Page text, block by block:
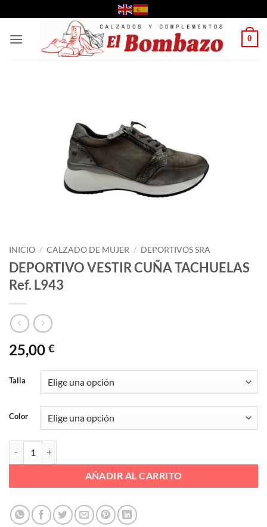
al
contenido
0
INICIO / CALZADO DE MUJER / DEPORTIVOS SRA
DEPORTIVO VESTIR CUÑA TACHUELAS
Ref. L943
25,00 €
Talla
Color
AÑADIR AL CARRITO